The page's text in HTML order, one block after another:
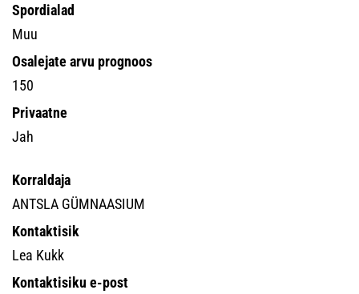
Spordialad
Muu
Osalejate arvu prognoos
150
Privaatne
Jah
Korraldaja
ANTSLA GÜMNAASIUM
Kontaktisik
Lea Kukk
Kontaktisiku e-post